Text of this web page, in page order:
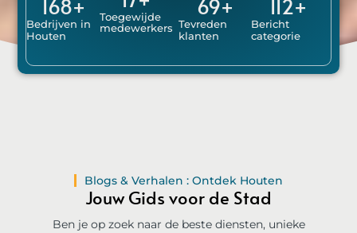
Bedrijven in
Houten
168+
Toegewijde
medewerkers Tevreden
klanten
69+
Bericht
categorie
112+
Blogs & Verhalen : Ontdek Houten
Jouw Gids voor de Stad
Ben je op zoek naar de beste diensten, unieke